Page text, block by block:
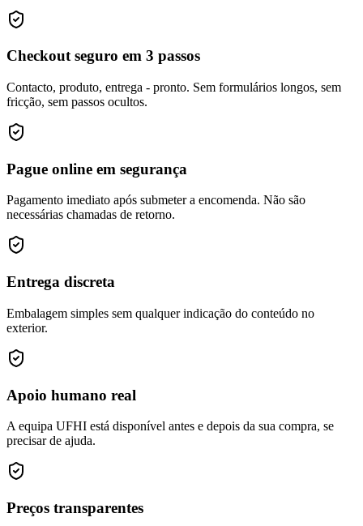
Checkout seguro em 3 passos
Contacto, produto, entrega - pronto. Sem formulários longos, sem
fricção, sem passos ocultos.
Pague online em segurança
Pagamento imediato após submeter a encomenda. Não são
necessárias chamadas de retorno.
Entrega discreta
Embalagem simples sem qualquer indicação do conteúdo no
exterior.
Apoio humano real
A equipa UFHI está disponível antes e depois da sua compra, se
precisar de ajuda.
Preços transparentes